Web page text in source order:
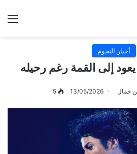
أخبار النجوم
إلى القمة رغم رحيله
جمال 13/05/2026
5